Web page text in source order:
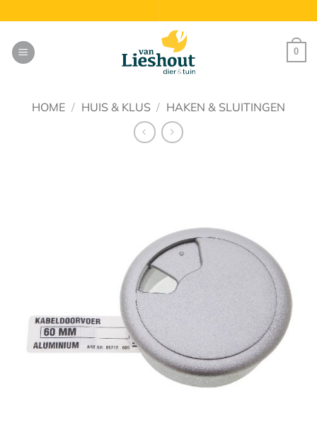
naar
inhoud
0
HOME / HUIS & KLUS / HAKEN & SLUITINGEN